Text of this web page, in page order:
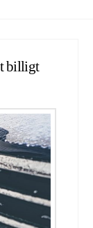
billigt